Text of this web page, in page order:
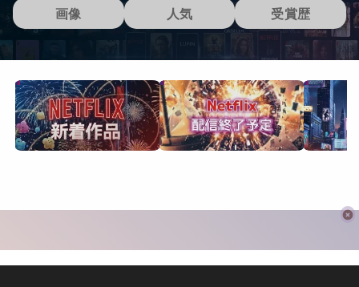
画像 人気 受賞歴